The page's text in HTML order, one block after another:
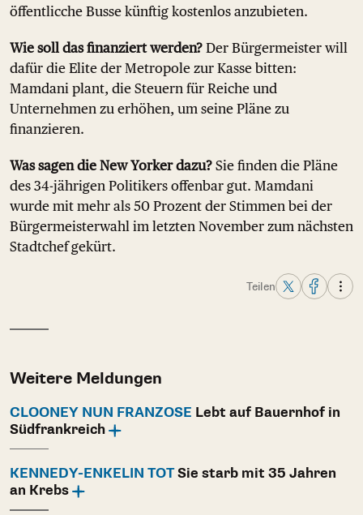
öffentlicche Busse künftig kostenlos anzubieten.
Wie soll das finanziert werden? Der Bürgermeister will
dafür die Elite der Metropole zur Kasse bitten:
Mamdani plant, die Steuern für Reiche und
Unternehmen zu erhöhen, um seine Pläne zu
finanzieren.
Was sagen die New Yorker dazu? Sie finden die Pläne
des 34-jährigen Politikers offenbar gut. Mamdani
wurde mit mehr als 50 Prozent der Stimmen bei der
Bürgermeisterwahl im letzten November zum nächsten
Stadtchef gekürt.
Teilen
Weitere Meldungen
CLOONEY NUN FRANZOSE Lebt auf Bauernhof in
Südfrankreich
KENNEDY-ENKELIN TOTSie starb mit 35 Jahren
an Krebs